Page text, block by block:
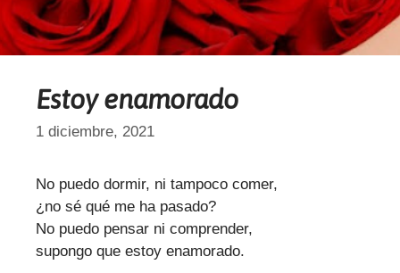
Estoy enamorado
1 diciembre, 2021
No puedo dormir, ni tampoco comer,
¿no sé qué me ha pasado?
No puedo pensar ni comprender,
supongo que estoy enamorado.